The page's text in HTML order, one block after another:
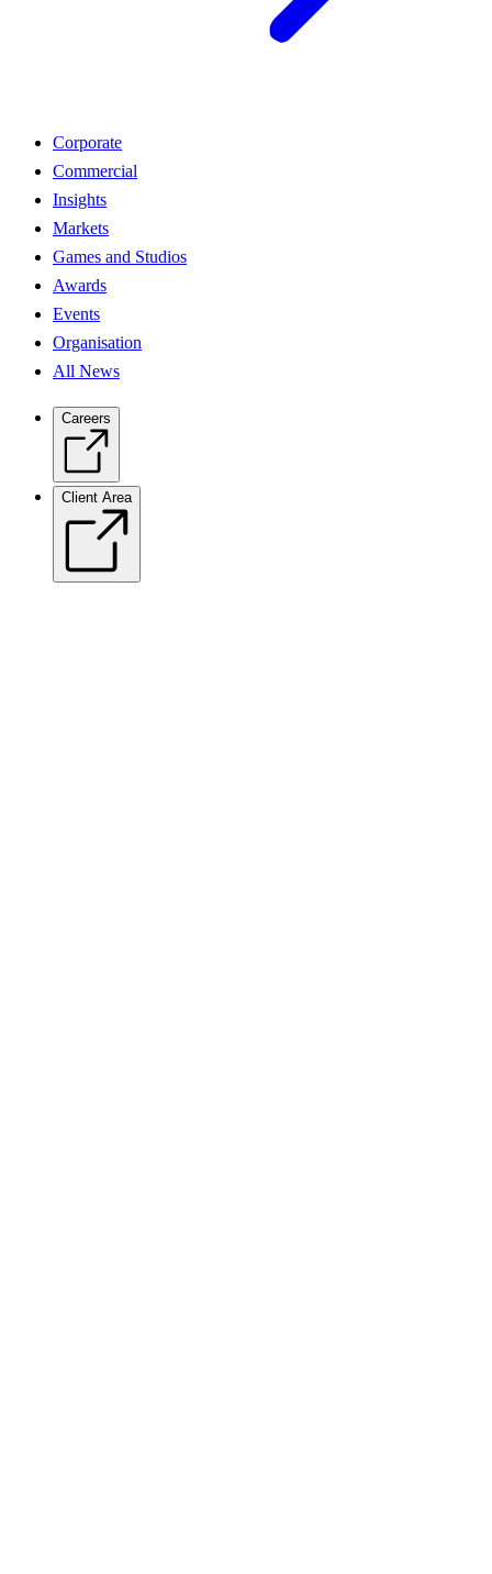
Corporate
Commercial
Insights
Markets
Games and Studios
Awards
Events
Organisation
All News
Careers
Client Area